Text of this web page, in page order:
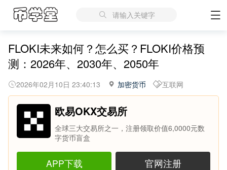
请输入关键字
FLOKI未来如何？怎么买？FLOKI价格预
测：2026年、2030年、2050年
2026年02月10日 23:40:13 加密货币 互联网
欧易OKX交易所
全球三大交易所之一，注册领取价值6,0000元数
字货币盲盒
APP下载 官网注册